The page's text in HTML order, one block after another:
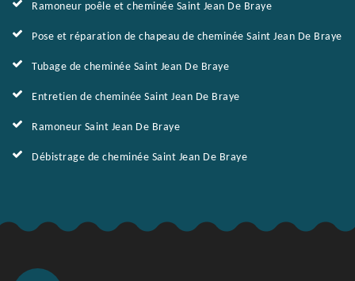
Ramoneur poêle et cheminée Saint Jean De Braye
Pose et réparation de chapeau de cheminée Saint Jean De Braye
Tubage de cheminée Saint Jean De Braye
Entretien de cheminée Saint Jean De Braye
Ramoneur Saint Jean De Braye
Débistrage de cheminée Saint Jean De Braye